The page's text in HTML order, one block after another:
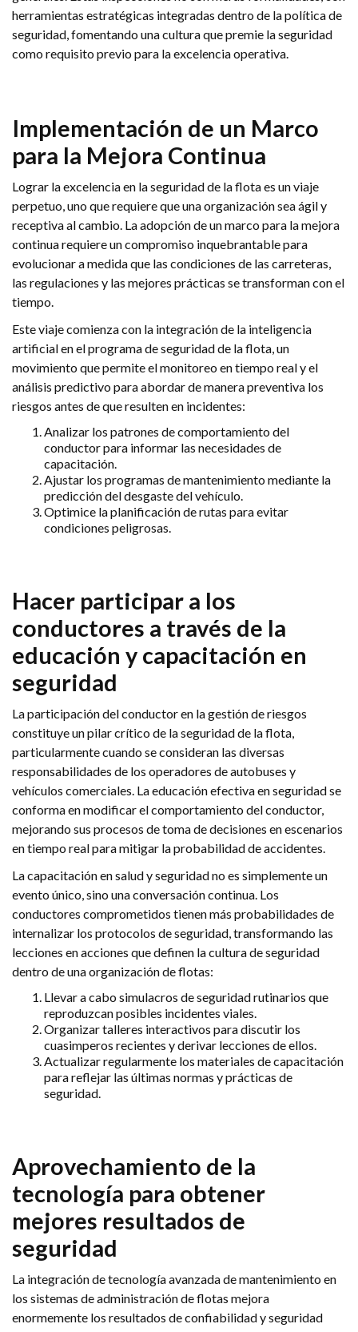
herramientas estratégicas integradas dentro de la política de
seguridad, fomentando una cultura que premie la seguridad
como requisito previo para la excelencia operativa.
Implementación de un Marco
para la Mejora Continua
Lograr la excelencia en la seguridad de la flota es un viaje
perpetuo, uno que requiere que una organización sea ágil y
receptiva al cambio. La adopción de un marco para la mejora
continua requiere un compromiso inquebrantable para
evolucionar a medida que las condiciones de las carreteras,
las regulaciones y las mejores prácticas se transforman con el
tiempo.
Este viaje comienza con la integración de la inteligencia
artificial en el programa de seguridad de la flota, un
movimiento que permite el monitoreo en tiempo real y el
análisis predictivo para abordar de manera preventiva los
riesgos antes de que resulten en incidentes:
Analizar los patrones de comportamiento del
conductor para informar las necesidades de
capacitación.
Ajustar los programas de mantenimiento mediante la
predicción del desgaste del vehículo.
Optimice la planificación de rutas para evitar
condiciones peligrosas.
Hacer participar a los
conductores a través de la
educación y capacitación en
seguridad
La participación del conductor en la gestión de riesgos
constituye un pilar crítico de la seguridad de la flota,
particularmente cuando se consideran las diversas
responsabilidades de los operadores de autobuses y
vehículos comerciales. La educación efectiva en seguridad se
conforma en modificar el comportamiento del conductor,
mejorando sus procesos de toma de decisiones en escenarios
en tiempo real para mitigar la probabilidad de accidentes.
La capacitación en salud y seguridad no es simplemente un
evento único, sino una conversación continua. Los
conductores comprometidos tienen más probabilidades de
internalizar los protocolos de seguridad, transformando las
lecciones en acciones que definen la cultura de seguridad
dentro de una organización de flotas:
Llevar a cabo simulacros de seguridad rutinarios que
reproduzcan posibles incidentes viales.
Organizar talleres interactivos para discutir los
cuasimperos recientes y derivar lecciones de ellos.
Actualizar regularmente los materiales de capacitación
para reflejar las últimas normas y prácticas de
seguridad.
Aprovechamiento de la
tecnología para obtener
mejores resultados de
seguridad
La integración de tecnología avanzada de mantenimiento en
los sistemas de administración de flotas mejora
enormemente los resultados de confiabilidad y seguridad